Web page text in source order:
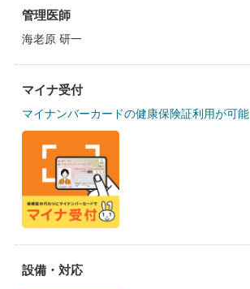
管理医師
海老原 研一
マイナ受付
マイナンバーカードの健康保険証利用が可能
設備・対応